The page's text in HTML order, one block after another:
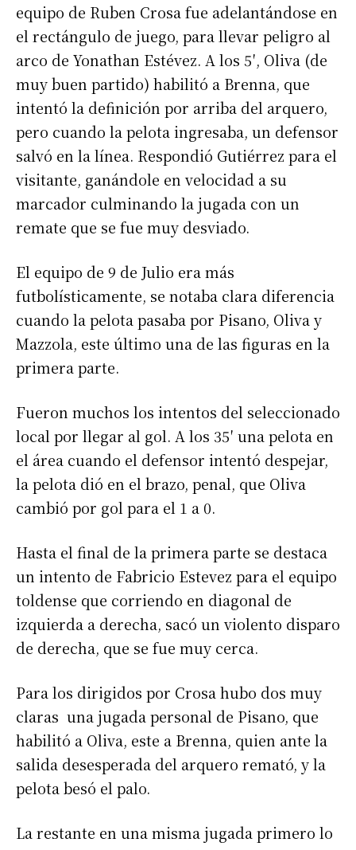
equipo de Ruben Crosa fue adelantándose en
el rectángulo de juego, para llevar peligro al
arco de Yonathan Estévez. A los 5′, Oliva (de
muy buen partido) habilitó a Brenna, que
intentó la definición por arriba del arquero,
pero cuando la pelota ingresaba, un defensor
salvó en la línea. Respondió Gutiérrez para el
visitante, ganándole en velocidad a su
marcador culminando la jugada con un
remate que se fue muy desviado.
El equipo de 9 de Julio era más
futbolísticamente, se notaba clara diferencia
cuando la pelota pasaba por Pisano, Oliva y
Mazzola, este último una de las figuras en la
primera parte.
Fueron muchos los intentos del seleccionado
local por llegar al gol. A los 35′ una pelota en
el área cuando el defensor intentó despejar,
la pelota dió en el brazo, penal, que Oliva
cambió por gol para el 1 a 0.
Hasta el final de la primera parte se destaca
un intento de Fabricio Estevez para el equipo
toldense que corriendo en diagonal de
izquierda a derecha, sacó un violento disparo
de derecha, que se fue muy cerca.
Para los dirigidos por Crosa hubo dos muy
claras una jugada personal de Pisano, que
habilitó a Oliva, este a Brenna, quien ante la
salida desesperada del arquero remató, y la
pelota besó el palo.
La restante en una misma jugada primero lo